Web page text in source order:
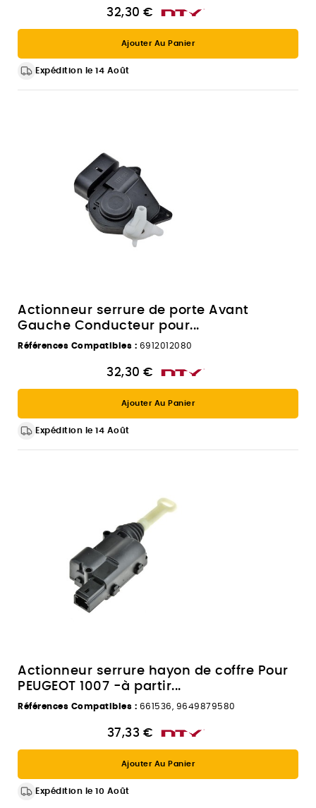
32,30 €
Ajouter Au Panier
Expédition le 14 Août
Actionneur serrure de porte Avant
Gauche Conducteur pour...
Références Compatibles : 6912012080
32,30 €
Ajouter Au Panier
Expédition le 14 Août
Actionneur serrure hayon de coffre Pour
PEUGEOT 1007 -à partir...
Références Compatibles : 661536, 9649879580
37,33 €
Ajouter Au Panier
Expédition le 10 Août